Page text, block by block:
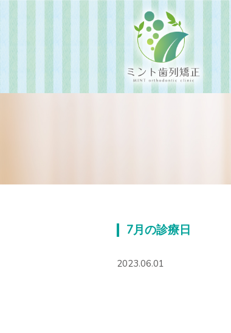
7月の診療日
2023.06.01